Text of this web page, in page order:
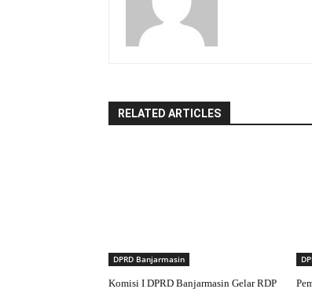
RELATED ARTICLES
DPRD Banjarmasin
Komisi I DPRD Banjarmasin Gelar RDP